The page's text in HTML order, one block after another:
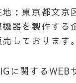
：東京都文
器を製作する
しております。
に関するWEB